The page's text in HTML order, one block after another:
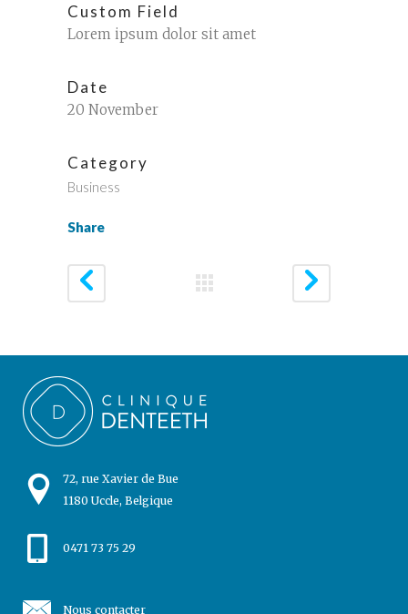
Custom Field
Lorem ipsum dolor sit amet
Date
20 November
Category
Business
Share
72, rue Xavier de Bue
1180 Uccle, Belgique
0471 73 75 29
Nous contacter